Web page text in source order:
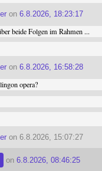
on 6.8.2026, 18:23:17
beide Folgen im Rahmen ...
on 6.8.2026, 16:58:28
opera?
on 6.8.2026, 15:07:27
on 6.8.2026, 08:46:25